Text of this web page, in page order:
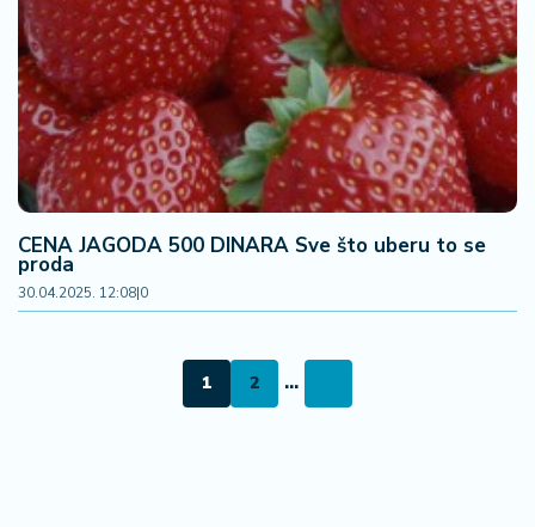
CENA JAGODA 500 DINARA Sve što uberu to se
proda
30.04.2025. 12:08|0
1 2 ...